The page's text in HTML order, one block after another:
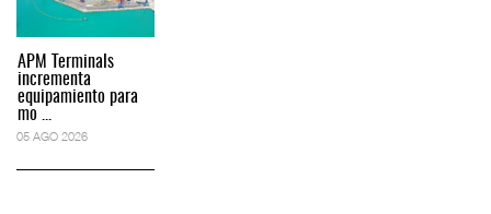
APM Terminals
incrementa
equipamiento para
mo ...
05 AGO 2026